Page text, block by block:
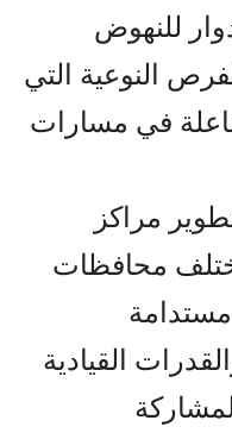
للنهوض
النوعية التي
في مسارات
مراكز
محافظات
القيادية